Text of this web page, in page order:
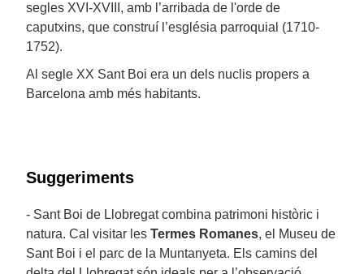
segles XVI-XVIII, amb l’arribada de l'orde de
caputxins, que construí l’església parroquial (1710-
1752).
Al segle XX Sant Boi era un dels nuclis propers a
Barcelona amb més habitants.
Suggeriments
- Sant Boi de Llobregat combina patrimoni històric i
natura. Cal visitar les Termes Romanes, el Museu de
Sant Boi i el parc de la Muntanyeta. Els camins del